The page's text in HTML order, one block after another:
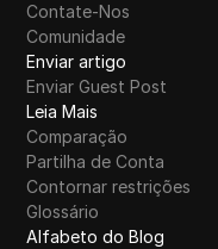
Contate-Nos
Comunidade
Enviar artigo
Enviar Guest Post
Leia Mais
Comparação
Partilha de Conta
Contornar restrições
Glossário
Alfabeto do Blog